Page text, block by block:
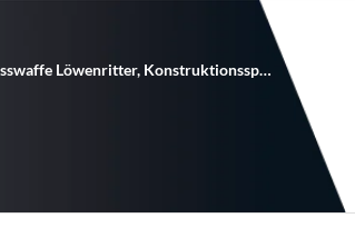
PLAYMOBIL 72115 Knights Schusswaffe Löwenritter, Konstruktionsspielzeug